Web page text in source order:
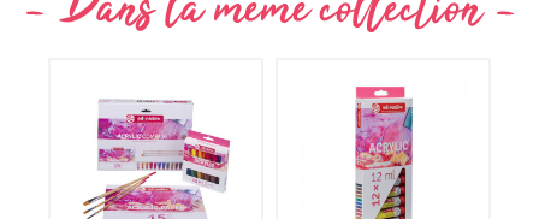
Non merci !